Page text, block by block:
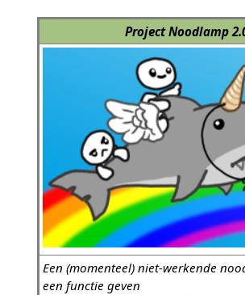
Project Noodlamp
Een (momenteel) niet-werkende
een functie geven